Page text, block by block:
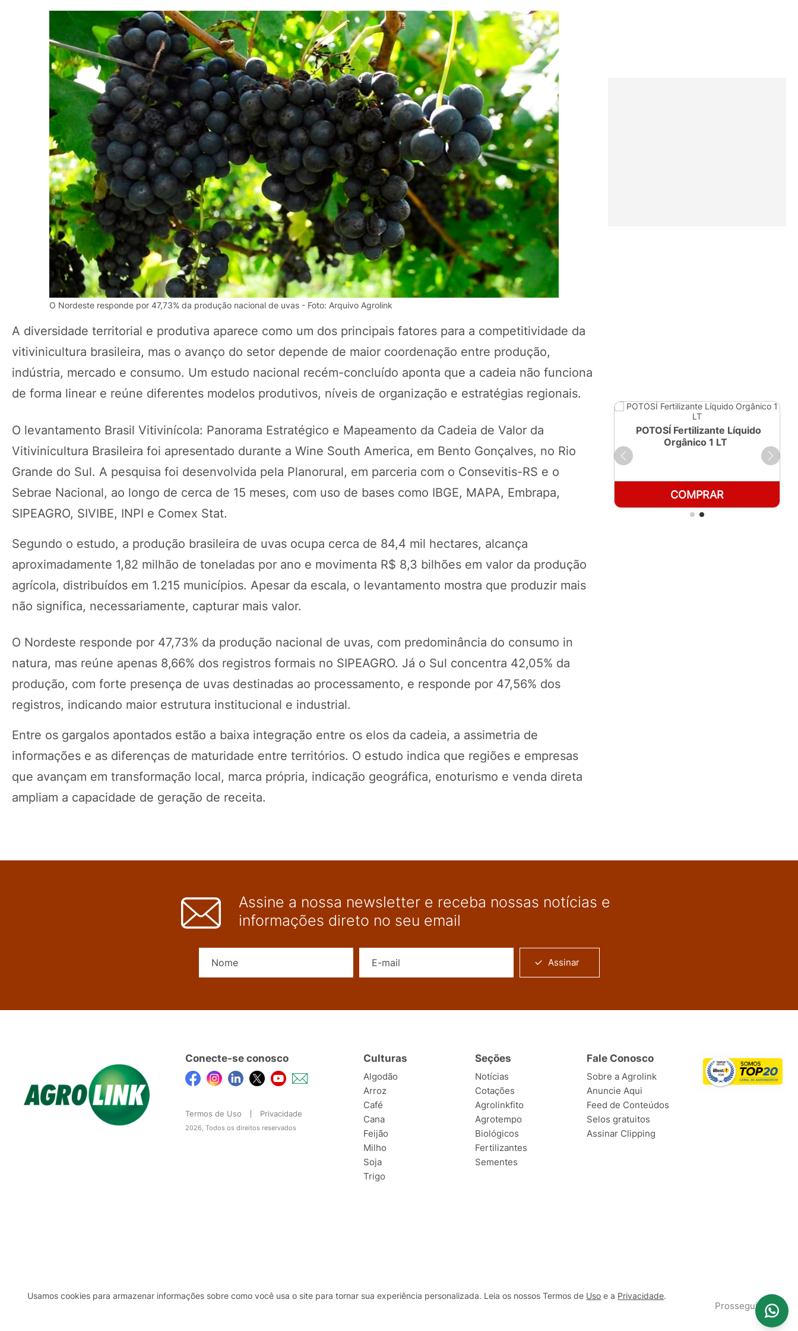
O Nordeste responde por 47,73% da produção nacional de uvas - Foto: Arquivo Agrolink
A diversidade territorial e produtiva aparece como um dos principais fatores para a competitividade da
vitivinicultura brasileira, mas o avanço do setor depende de maior coordenação entre produção,
indústria, mercado e consumo. Um estudo nacional recém-concluído aponta que a cadeia não funciona
de forma linear e reúne diferentes modelos produtivos, níveis de organização e estratégias regionais.
O levantamento Brasil Vitivinícola: Panorama Estratégico e Mapeamento da Cadeia de Valor da
Vitivinicultura Brasileira foi apresentado durante a Wine South America, em Bento Gonçalves, no Rio
Grande do Sul. A pesquisa foi desenvolvida pela Planorural, em parceria com o Consevitis-RS e o
Sebrae Nacional, ao longo de cerca de 15 meses, com uso de bases como IBGE, MAPA, Embrapa,
SIPEAGRO, SIVIBE, INPI e Comex Stat.
Segundo o estudo, a produção brasileira de uvas ocupa cerca de 84,4 mil hectares, alcança
aproximadamente 1,82 milhão de toneladas por ano e movimenta R$ 8,3 bilhões em valor da produção
agrícola, distribuídos em 1.215 municípios. Apesar da escala, o levantamento mostra que produzir mais
não significa, necessariamente, capturar mais valor.
O Nordeste responde por 47,73% da produção nacional de uvas, com predominância do consumo in
natura, mas reúne apenas 8,66% dos registros formais no SIPEAGRO. Já o Sul concentra 42,05% da
produção, com forte presença de uvas destinadas ao processamento, e responde por 47,56% dos
registros, indicando maior estrutura institucional e industrial.
Entre os gargalos apontados estão a baixa integração entre os elos da cadeia, a assimetria de
informações e as diferenças de maturidade entre territórios. O estudo indica que regiões e empresas
que avançam em transformação local, marca própria, indicação geográfica, enoturismo e venda direta
ampliam a capacidade de geração de receita.
POTOSÍ Fertilizante Líquido
COMPRAR
POTOSÍ Fertilizante Líquido
Orgânico 1 LT
COMPRAR
Assine a nossa newsletter e receba nossas notícias e
informações direto no seu email
Assinar
Conecte-se conosco
Termos de Uso Privacidade
2026, Todos os direitos reservados
Culturas
Algodão
Arroz
Café
Cana
Feijão
Milho
Soja
Trigo
Seções
Notícias
Cotações
Agrolinkfito
Agrotempo
Biológicos
Fertilizantes
Sementes
Fale Conosco
Sobre a Agrolink
Anuncie Aqui
Feed de Conteúdos
Selos gratuitos
Assinar Clipping
Usamos cookies para armazenar informações sobre como você usa o site para tornar sua experiência personalizada. Leia os nossos Termos de Uso e a Privacidade.
Prosseguir